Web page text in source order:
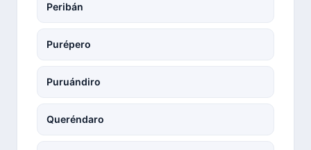
Peribán
Purépero
Puruándiro
Queréndaro